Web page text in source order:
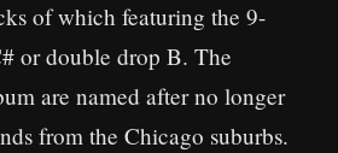
of which featuring the 9-
or double drop B. The
are named after no longer
from the Chicago suburbs.